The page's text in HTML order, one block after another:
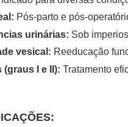
Pós-parto e pós-
urinárias: Sob
vesical: Reeducação
(graus I e II): Tratamento